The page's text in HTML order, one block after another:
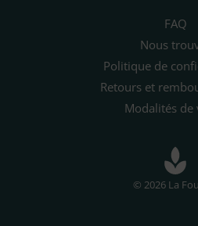
FAQ
Nous
Politique de
Retours et
Modalités de
© 2026 La